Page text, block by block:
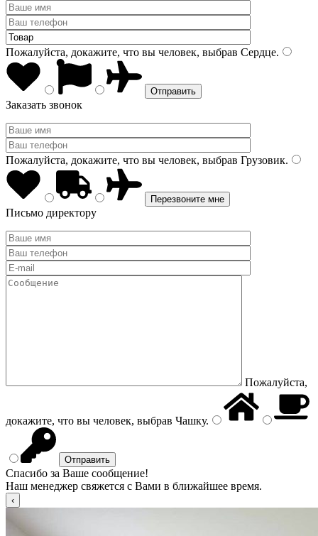
Пожалуйста, докажите, что вы человек, выбрав Сердце.
Заказать звонок
Пожалуйста, докажите, что вы человек, выбрав Грузовик.
Письмо директору
Пожалуйста,
докажите, что вы человек, выбрав Чашку.
Спасибо за Ваше сообщение!
Наш менеджер свяжется с Вами в ближайшее время.